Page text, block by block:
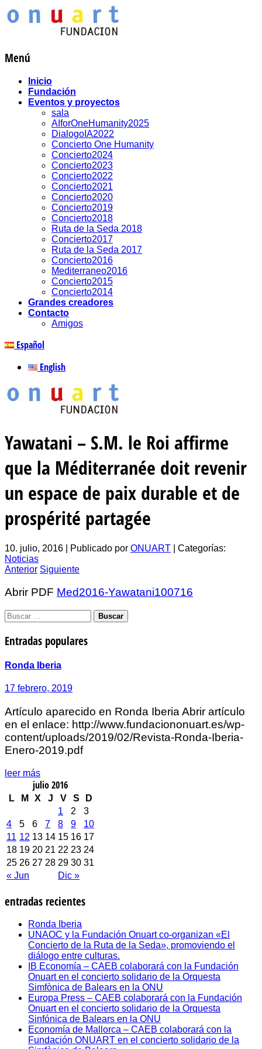
Menú
Inicio
Fundación
Eventos y proyectos
sala
AIforOneHumanity2025
DialogoIA2022
Concierto One Humanity
Concierto2024
Concierto2023
Concierto2022
Concierto2021
Concierto2020
Concierto2019
Concierto2018
Ruta de la Seda 2018
Concierto2017
Ruta de la Seda 2017
Concierto2016
Mediterraneo2016
Concierto2015
Concierto2014
Grandes creadores
Contacto
Amigos
Español
English
Yawatani – S.M. le Roi affirme
que la Méditerranée doit revenir
un espace de paix durable et de
prospérité partagée
10. julio, 2016 Publicado por ONUART
Categorías:
Noticias
Anterior Siguiente
Abrir PDF Med2016-Yawatani100716
Entradas populares
Ronda Iberia
17 febrero, 2019
Artículo aparecido en Ronda Iberia Abrir artículo
en el enlace: http://www.fundaciononuart.es/wp-
content/uploads/2019/02/Revista-Ronda-Iberia-
Enero-2019.pdf
leer más
julio 2016
L M X J V S D
« Jun Dic »
1 2
3
4
5 6 7 8 9
10
11 12 13 14 15 16 17
18 19 20 21 22 23 24
25 26 27 28 29 30 31
entradas recientes
Ronda Iberia
UNAOC y la Fundación Onuart co-organizan «El
Concierto de la Ruta de la Seda», promoviendo el
diálogo entre culturas.
IB Economía – CAEB colaborará con la Fundación
Onuart en el concierto solidario de la Orquesta
Simfònica de Balears en la ONU
Europa Press – CAEB colaborará con la Fundación
Onuart en el concierto solidario de la Orquesta
Sinfónica de Balears en la ONU
Economía de Mallorca – CAEB colaborará con la
Fundación ONUART en el concierto solidario de la